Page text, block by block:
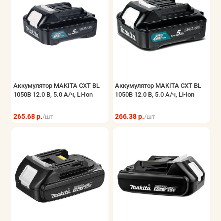
Аккумулятор MAKITA CXT BL
1050B 12.0 В, 5.0 А/ч, Li-Ion
265.68 р./шт
Аккумулятор MAKITA CXT BL
1050B 12.0 В, 5.0 А/ч, Li-Ion
266.38 р./шт